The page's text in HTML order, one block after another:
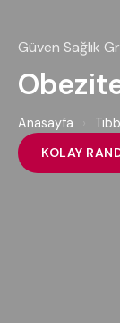
Güven Sağlık
Anasayfa
KOLAY